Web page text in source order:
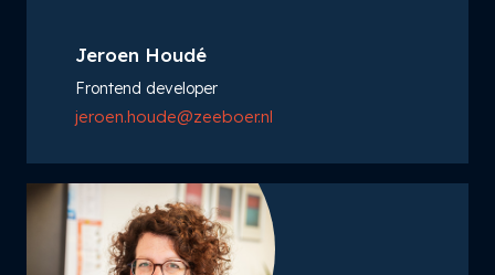
Jeroen Houdé
Frontend developer
jeroen.houde@zeeboer.nl